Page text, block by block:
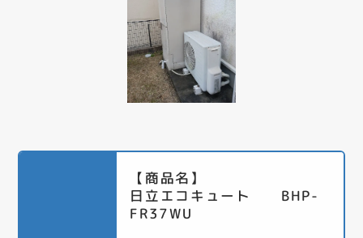
【商品名】
日立エコキュート BHP-
FR37WU